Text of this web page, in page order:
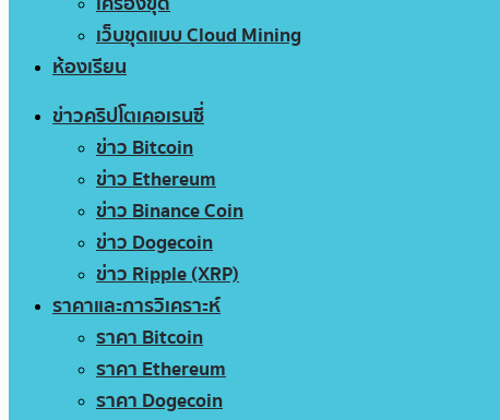
เว็บขุดแบบ Cloud Mining
ห้องเรียน
ข่าวคริปโตเคอเรนซี่
ข่าว Bitcoin
ข่าว Ethereum
ข่าว Binance Coin
ข่าว Dogecoin
ข่าว Ripple (XRP)
ราคาและการวิเคราะห์
ราคา Bitcoin
ราคา Ethereum
ราคา Dogecoin